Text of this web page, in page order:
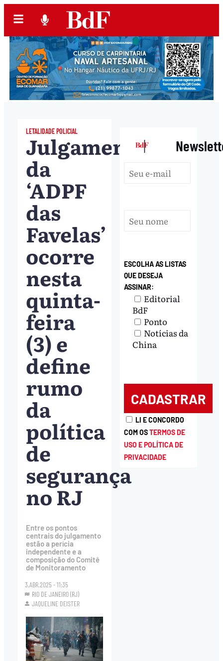
LETALIDADE POLICIAL
Julgamento
da
‘ADPF
das
Favelas’
ocorre
nesta
quinta-
feira
(3) e
define
rumo
da
política
de
segurança
no RJ
Entre os pontos
centrais do julgamento
estão a perícia
independente e a
composição do Comitê
de Monitoramento
3.ABR.2025 - 11:35
RIO DE JANEIRO (RJ)
JAQUELINE DEISTER
|
ESCOLHA AS LISTAS
QUE DESEJA
ASSINAR:
Editorial
BdF
Ponto
Notícias da
China
LI E CONCORDO
COM OSTERMOS DE
USO E POLÍTICA DE
PRIVACIDADE